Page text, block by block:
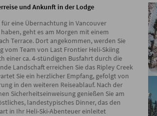
und Ankunft in der Lodge
für eine Übernachtung in Vancouver
geht es am Morgen mit einem
Terrace. Dort angekommen, werden Sie
vom Team von Last Frontier Heli-Skiing
einer ca. 4-stündigen Busfahrt durch die
Landschaft erreichen Sie das Ripley Creek
Sie ein herzlicher Empfang, gefolgt von
in den weiteren Reiseablauf. Nach der
Sicherheitseinweisung genießen Sie am
landestypisches Dinner, das den
in Ihr Heli-Ski-Abenteuer einleitet